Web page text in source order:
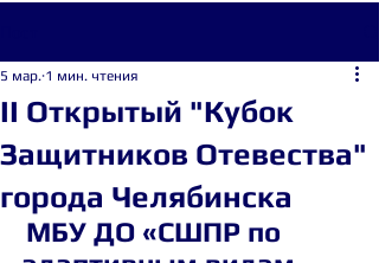
II Открытый "Кубок
Защитников Отевества"
города Челябинска
5 мар. 1 мин. чтения
МБУ ДО «СШПР по